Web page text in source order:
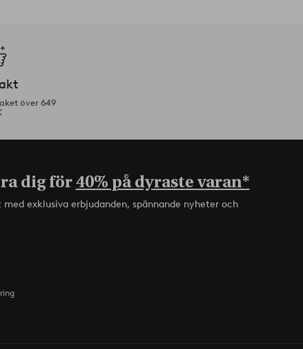
över 649
dig för40% på dyraste varan*
med exklusiva erbjudanden, spännande nyheter och